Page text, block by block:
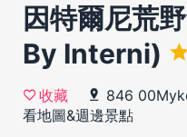
因特爾尼荒
By Interni)
收藏 846
看地圖&週邊景點